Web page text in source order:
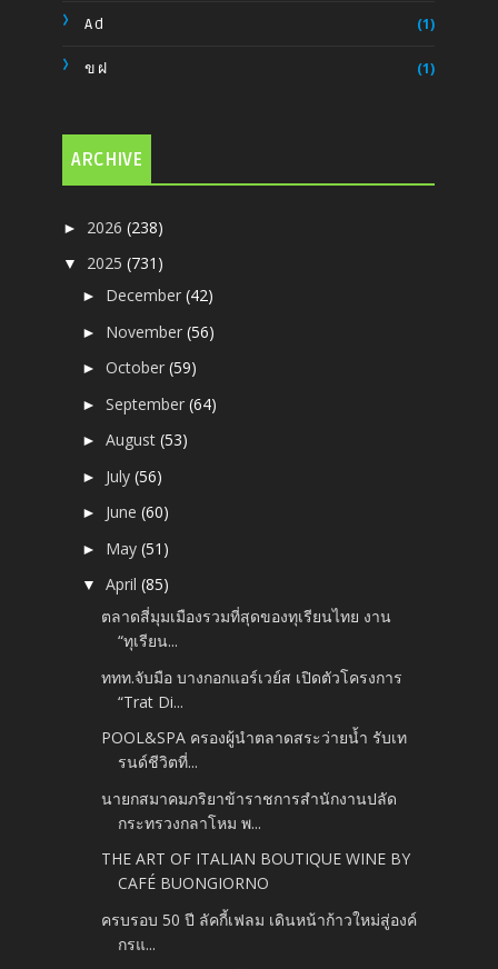
Ad (1)
ขฝ (1)
ARCHIVE
► 2026(238)
▼ 2025(731)
► December(42)
► November(56)
►October(59)
►September(64)
►August(53)
► July(56)
► June(60)
► May(51)
▼April(85)
ตลาดสี่มุมเมืองรวมที่สุดของทุเรียนไทย งาน
“ทุเรียน...
ททท.จับมือ บางกอกแอร์เวย์ส เปิดตัวโครงการ
“Trat Di...
POOL&SPA ครองผู้นำตลาดสระว่ายน้ำ รับเท
รนด์ชีวิตที่...
นายกสมาคมภริยาข้าราชการสำนักงานปลัด
กระทรวงกลาโหม พ...
THE ART OF ITALIAN BOUTIQUE WINE BY
CAFÉ BUONGIORNO
ครบรอบ 50 ปี ลัคกี้เฟลม เดินหน้าก้าวใหม่สู่องค์
กรแ...